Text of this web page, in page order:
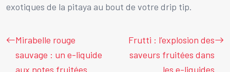
exotiques de la pitaya au bout de votre drip tip.
Mirabelle rouge
sauvage : un e-liquide
aux notes fruitées
Frutti : l’explosion des
saveurs fruitées dans
les e-liquides